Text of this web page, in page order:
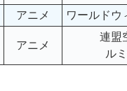
アニメ ワールドウ
アニメ
連盟
ル